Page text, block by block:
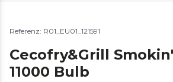
Referenz: R01_EU01_121591
Cecofry&Grill
11000 Bulb